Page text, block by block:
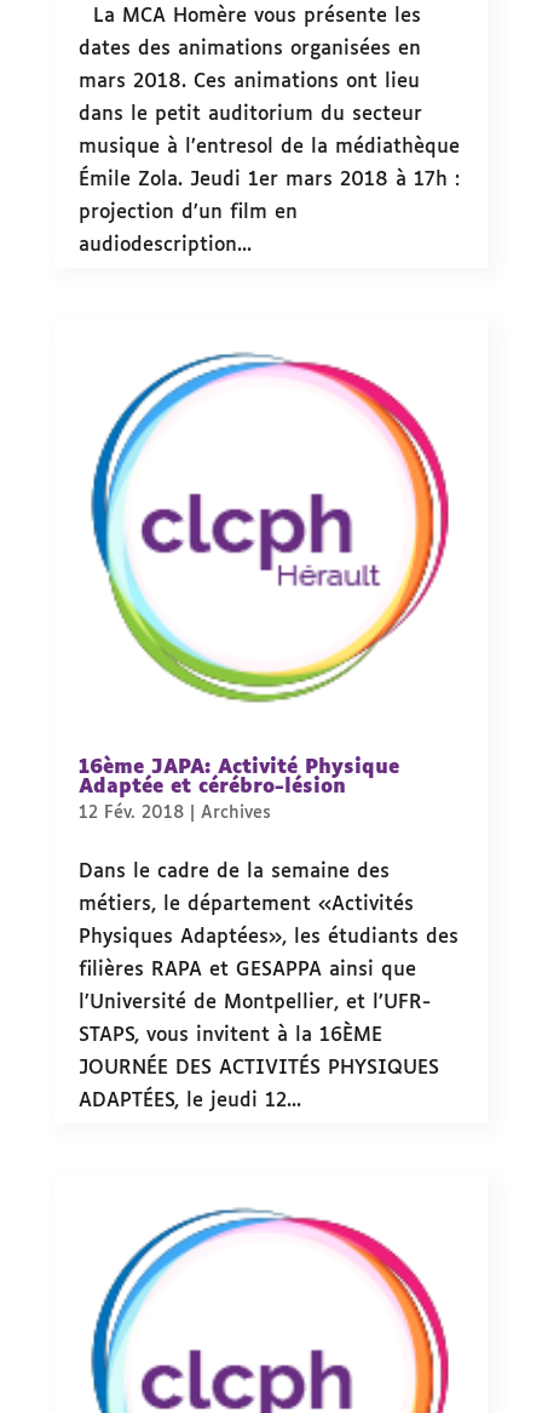
La MCA Homère vous présente les
dates des animations organisées en
mars 2018. Ces animations ont lieu
dans le petit auditorium du secteur
musique à l’entresol de la médiathèque
Émile Zola. Jeudi 1er mars 2018 à 17h :
projection d’un film en
audiodescription...
16ème JAPA: Activité Physique
Adaptée et cérébro-lésion
12 Fév. 2018| Archives
Dans le cadre de la semaine des
métiers, le département «Activités
Physiques Adaptées», les étudiants des
filières RAPA et GESAPPA ainsi que
l’Université de Montpellier, et l’UFR-
STAPS, vous invitent à la 16ÈME
JOURNÉE DES ACTIVITÉS PHYSIQUES
ADAPTÉES, le jeudi 12...